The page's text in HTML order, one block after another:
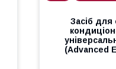
Засіб
(Advanced